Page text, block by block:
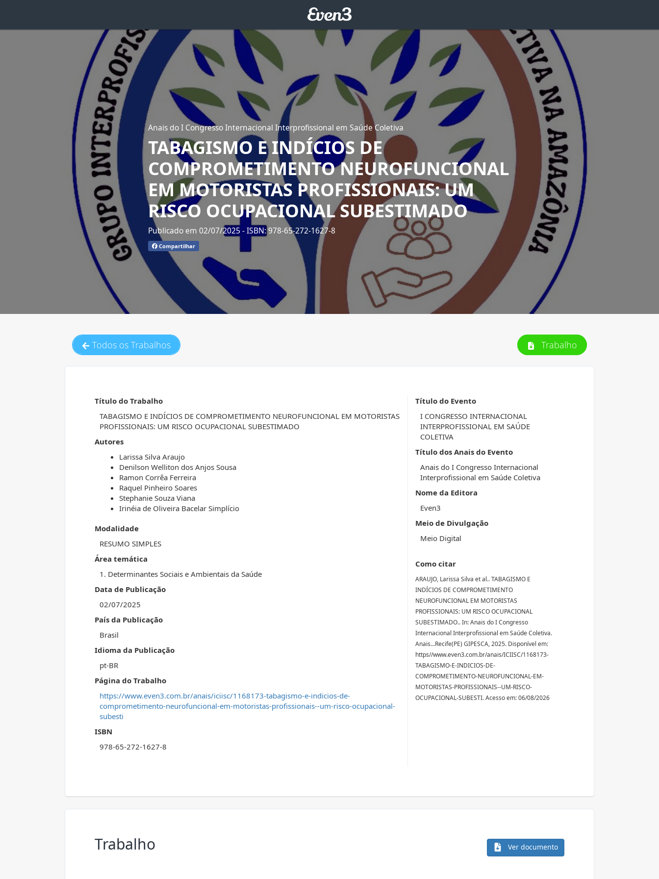
Anais do I Congresso Internacional Interprofissional em Saúde Coletiva
TABAGISMO E INDÍCIOS DE
COMPROMETIMENTO NEUROFUNCIONAL
EM MOTORISTAS PROFISSIONAIS: UM
RISCO OCUPACIONAL SUBESTIMADO
Publicado em 02/07/2025- ISBN: 978-65-272-1627-8
Compartilhar
Todos os Trabalhos Trabalho
Título do Trabalho
TABAGISMO E INDÍCIOS DE COMPROMETIMENTO NEUROFUNCIONAL EM MOTORISTAS
PROFISSIONAIS: UM RISCO OCUPACIONAL SUBESTIMADO
Autores
Larissa Silva Araujo
Denilson Welliton dos Anjos Sousa
Ramon Corrêa Ferreira
Raquel Pinheiro Soares
Stephanie Souza Viana
Irinéia de Oliveira Bacelar Simplício
Modalidade
RESUMO SIMPLES
Área temática
1. Determinantes Sociais e Ambientais da Saúde
Data de Publicação
02/07/2025
País da Publicação
Brasil
Idioma da Publicação
pt-BR
Página do Trabalho
https://www.even3.com.br/anais/iciisc/1168173-tabagismo-e-indicios-de-
comprometimento-neurofuncional-em-motoristas-profissionais--um-risco-ocupacional-
subesti
ISBN
978-65-272-1627-8
Título do Evento
I CONGRESSO INTERNACIONAL
INTERPROFISSIONAL EM SAÚDE
COLETIVA
Título dos Anais do Evento
Anais do I Congresso Internacional
Interprofissional em Saúde Coletiva
Nome da Editora
Even3
Meio de Divulgação
Meio Digital
Como citar
ARAUJO, Larissa Silva et al.. TABAGISMO E
INDÍCIOS DE COMPROMETIMENTO
NEUROFUNCIONAL EM MOTORISTAS
PROFISSIONAIS: UM RISCO OCUPACIONAL
SUBESTIMADO.. In: Anais do I Congresso
Internacional Interprofissional em Saúde Coletiva.
Anais...Recife(PE) GIPESCA, 2025. Disponível em:
https//www.even3.com.br/anais/ICIISC/1168173-
TABAGISMO-E-INDICIOS-DE-
COMPROMETIMENTO-NEUROFUNCIONAL-EM-
MOTORISTAS-PROFISSIONAIS--UM-RISCO-
OCUPACIONAL-SUBESTI. Acesso em: 06/08/2026
Trabalho Ver documento